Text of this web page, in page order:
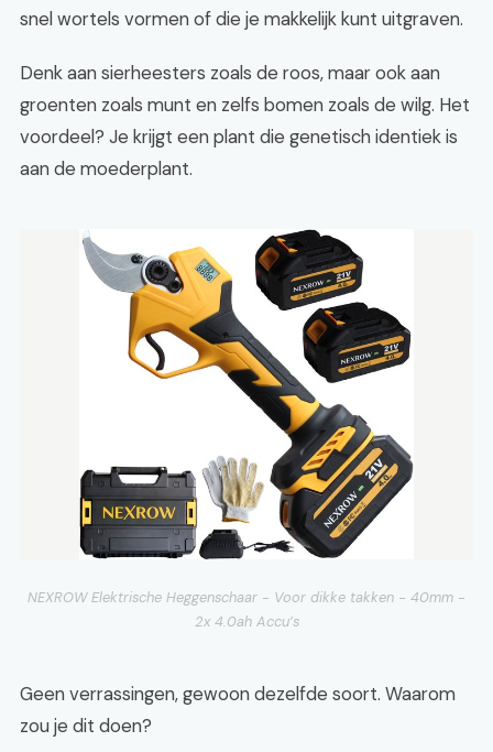
snel wortels vormen of die je makkelijk kunt uitgraven.
Denk aan sierheesters zoals de roos, maar ook aan
groenten zoals munt en zelfs bomen zoals de wilg. Het
voordeel? Je krijgt een plant die genetisch identiek is
aan de moederplant.
NEXROW Elektrische Heggenschaar - Voor dikke takken - 40mm -
2x 4.0ah Accu’s
Geen verrassingen, gewoon dezelfde soort. Waarom
zou je dit doen?